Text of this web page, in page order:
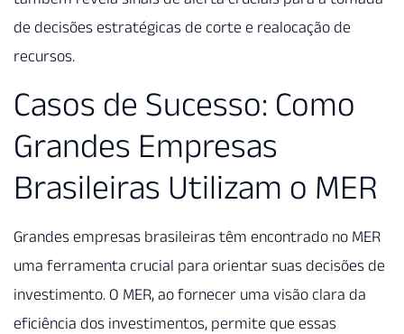
de decisões estratégicas de corte e realocação de
recursos.
Casos de Sucesso: Como
Grandes Empresas
Brasileiras Utilizam o MER
Grandes empresas brasileiras têm encontrado no MER
uma ferramenta crucial para orientar suas decisões de
investimento. O MER, ao fornecer uma visão clara da
eficiência dos investimentos, permite que essas